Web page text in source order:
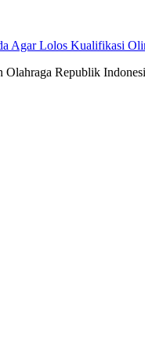
Agar Lolos Kualifikasi
Olahraga Republik